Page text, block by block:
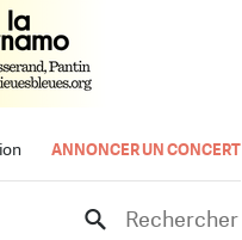
ANNONCER UN CONCERT
Rechercher